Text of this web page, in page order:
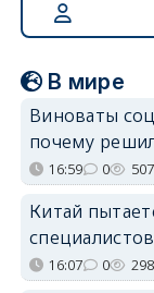
В мире
Виноваты
почему
16:59 0 507
Китай
16:07 0 298